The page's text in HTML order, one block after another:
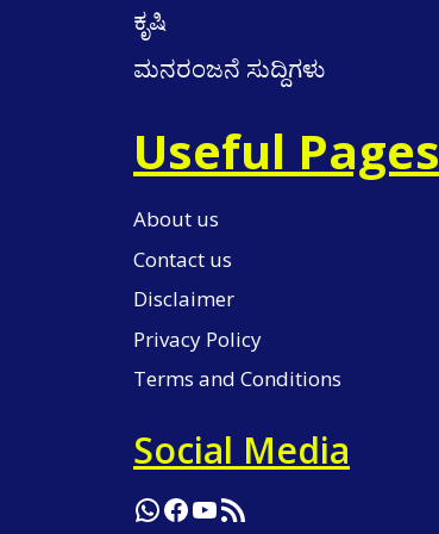
ಕೃಷಿ
ಮನರಂಜನೆ ಸುದ್ದಿಗಳು
Useful Pages
About us
Contact us
Disclaimer
Privacy Policy
Terms and Conditions
Social Media
WhatsApp
Facebook
YouTube
RSS Feed